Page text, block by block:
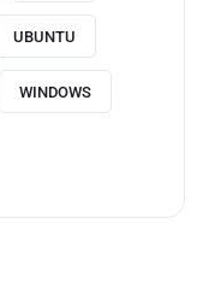
UBUNTU
WINDOWS